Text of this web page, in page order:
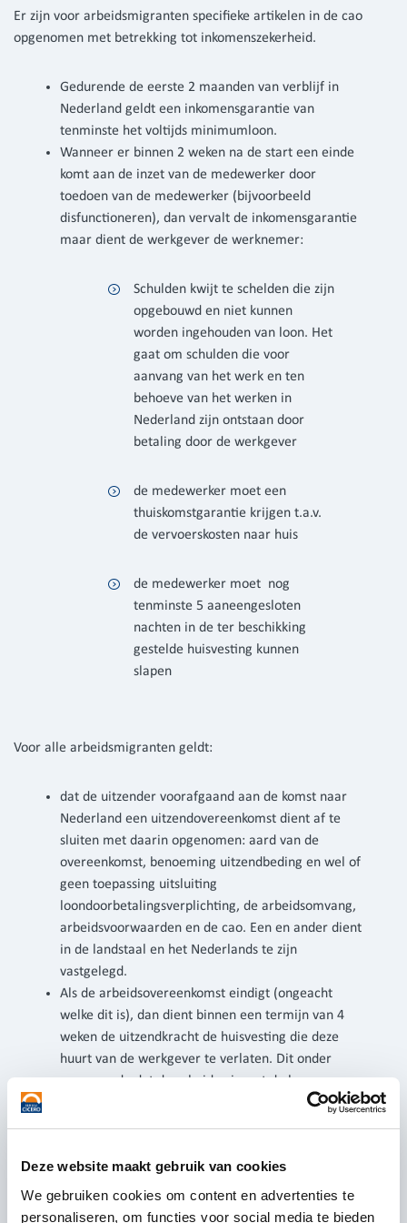
Deze website maakt gebruik van cookies
We gebruiken cookies om content en advertenties te
personaliseren, om functies voor social media te bieden
Er zijn voor arbeidsmigranten specifieke artikelen in de cao
opgenomen met betrekking tot inkomenszekerheid.
Gedurende de eerste 2 maanden van verblijf in
Nederland geldt een inkomensgarantie van
tenminste het voltijds minimumloon.
Wanneer er binnen 2 weken na de start een einde
komt aan de inzet van de medewerker door
toedoen van de medewerker (bijvoorbeeld
disfunctioneren), dan vervalt de inkomensgarantie
maar dient de werkgever de werknemer:
Schulden kwijt te schelden die zijn
opgebouwd en niet kunnen
worden ingehouden van loon. Het
gaat om schulden die voor
aanvang van het werk en ten
behoeve van het werken in
Nederland zijn ontstaan door
betaling door de werkgever
de medewerker moet een
thuiskomstgarantie krijgen t.a.v.
de vervoerskosten naar huis
de medewerker moet nog
tenminste 5 aaneengesloten
nachten in de ter beschikking
gestelde huisvesting kunnen
slapen
Voor alle arbeidsmigranten geldt:
dat de uitzender voorafgaand aan de komst naar
Nederland een uitzendovereenkomst dient af te
sluiten met daarin opgenomen: aard van de
overeenkomst, benoeming uitzendbeding en wel of
geen toepassing uitsluiting
loondoorbetalingsverplichting, de arbeidsomvang,
arbeidsvoorwaarden en de cao. Een en ander dient
in de landstaal en het Nederlands te zijn
vastgelegd.
Als de arbeidsovereenkomst eindigt (ongeacht
welke dit is), dan dient binnen een termijn van 4
weken de uitzendkracht de huisvesting die deze
huurt van de werkgever te verlaten. Dit onder
voorwaarde dat de arbeidsmigrant de huur
wekelijks voldoet en dat de huurprijs ongewijzigd
blijft.
Onwerkbaar weer:
Onwerkbaar weer (ingaande per 1 oktober 2021): als het niet